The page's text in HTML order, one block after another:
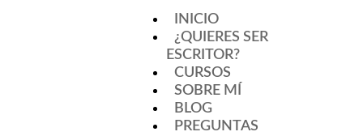
INICIO
¿QUIERES SER
ESCRITOR?
CURSOS
SOBRE MÍ
BLOG
PREGUNTAS